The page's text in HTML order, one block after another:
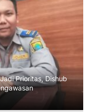
Prioritas, Dishub